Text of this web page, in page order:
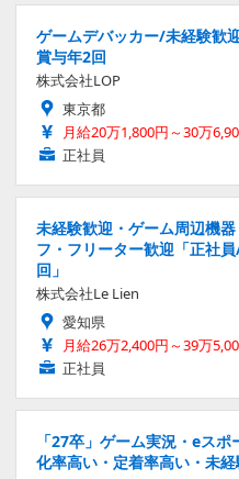
ゲームデバッカー/未経験歓
賞与年2回
株式会社LOP
東京都
月給20万1,800円～30万
正社員
未経験歓迎・ゲーム周辺機
フ・フリーター歓迎「正社
回」
株式会社Le Lien
愛知県
月給26万2,400円～39万
正社員
「27卒」ゲーム実況・eス
化率高い・定着率高い・未